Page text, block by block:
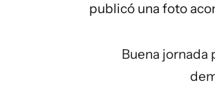
publicó una foto
Buena jornada